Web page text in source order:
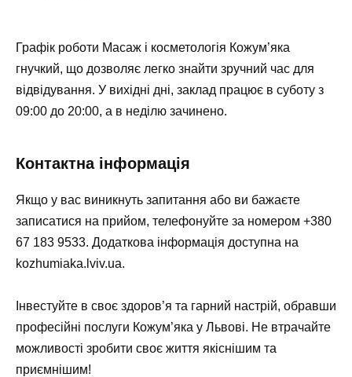
Графік роботи Масаж і косметологія Кожум’яка
гнучкий, що дозволяє легко знайти зручний час для
відвідування. У вихідні дні, заклад працює в суботу з
09:00 до 20:00, а в неділю зачинено.
Контактна інформація
Якщо у вас виникнуть запитання або ви бажаєте
записатися на прийом, телефонуйте за номером +380
67 183 9533. Додаткова інформація доступна на
kozhumiaka.lviv.ua.
Інвестуйте в своє здоров’я та гарний настрій, обравши
професійні послуги Кожум’яка у Львові. Не втрачайте
можливості зробити своє життя якіснішим та
приємнішим!